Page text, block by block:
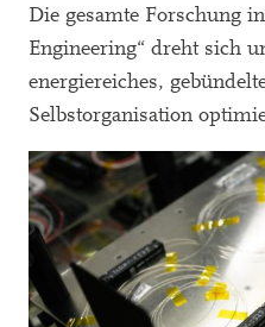
Die gesamte Forschung
Engineering“ dreht sich
energiereiches,
Selbstorganisation